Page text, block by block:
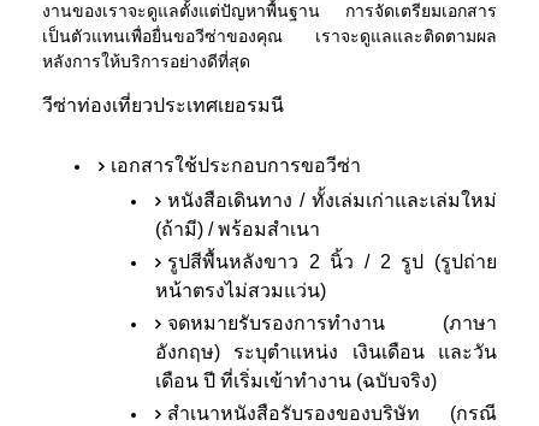
งานของเราจะดูแลตั้งแต่ปัญหาพื้นฐาน การจัดเตรียมเอกสาร
เป็นตัวแทนเพื่อยื่นขอวีซ่าของคุณ เราจะดูแลและติดตามผล
หลังการให้บริการอย่างดีที่สุด
วีซ่าท่องเที่ยวประเทศเยอรมนี
เอกสารใช้ประกอบการขอวีซ่า
หนังสือเดินทาง / ทั้งเล่มเก่าและเล่มใหม่
(ถ้ามี) / พร้อมสำเนา
รูปสีพื้นหลังขาว 2 นิ้ว / 2 รูป (รูปถ่าย
หน้าตรงไม่สวมแว่น)
จดหมายรับรองการทำงาน (ภาษา
อังกฤษ) ระบุตำแหน่ง เงินเดือน และวัน
เดือน ปี ที่เริ่มเข้าทำงาน (ฉบับจริง)
สำเนาหนังสือรับรองของบริษัท (กรณี